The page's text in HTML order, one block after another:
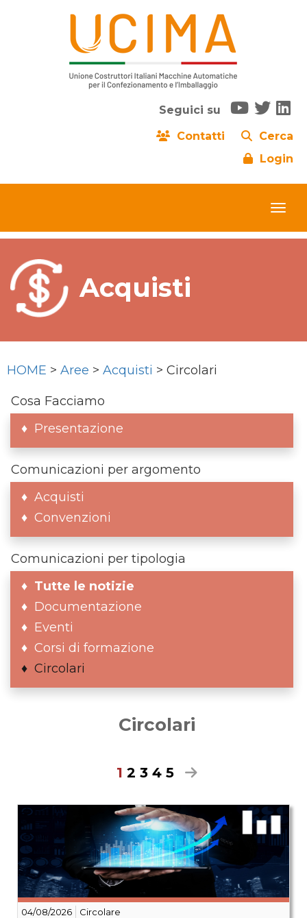
Seguici su
Contatti
Cerca
Login
Acquisti
HOME > Aree > Acquisti > Circolari
Cosa Facciamo
Presentazione
Comunicazioni per argomento
Acquisti
Convenzioni
Comunicazioni per tipologia
Tutte le notizie
Documentazione
Eventi
Corsi di formazione
Circolari
Circolari
1 2 3 4 5
04/08/2026 Circolare